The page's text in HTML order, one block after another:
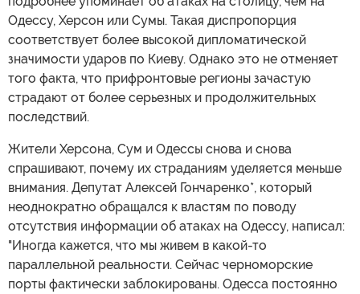
Одессу, Херсон или Сумы. Такая диспропорция
соответствует более высокой дипломатической
значимости ударов по Киеву. Однако это не отменяет
того факта, что прифронтовые регионы зачастую
страдают от более серьезных и продолжительных
последствий.
Жители Херсона, Сум и Одессы снова и снова
спрашивают, почему их страданиям уделяется меньше
внимания. Депутат Алексей Гончаренко*, который
неоднократно обращался к властям по поводу
отсутствия информации об атаках на Одессу, написал:
"Иногда кажется, что мы живем в какой-то
параллельной реальности. Сейчас черноморские
порты фактически заблокированы. Одесса постоянно